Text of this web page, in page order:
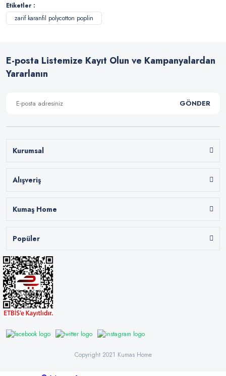
Etiketler :
zarif karanfil polycotton poplin
E-posta Listemize Kayıt Olun ve Kampanyalardan
Yararlanın
GÖNDER
Kurumsal
Alışveriş
Kumaş Home
Popüler
Copyright 2021 Kumas Home